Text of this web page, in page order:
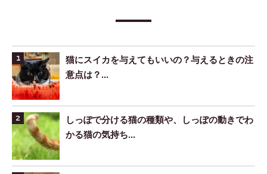
猫にスイカを与えてもいいの？与えるときの注
意点は？...
しっぽで分ける猫の種類や、しっぽの動きでわ
かる猫の気持ち...